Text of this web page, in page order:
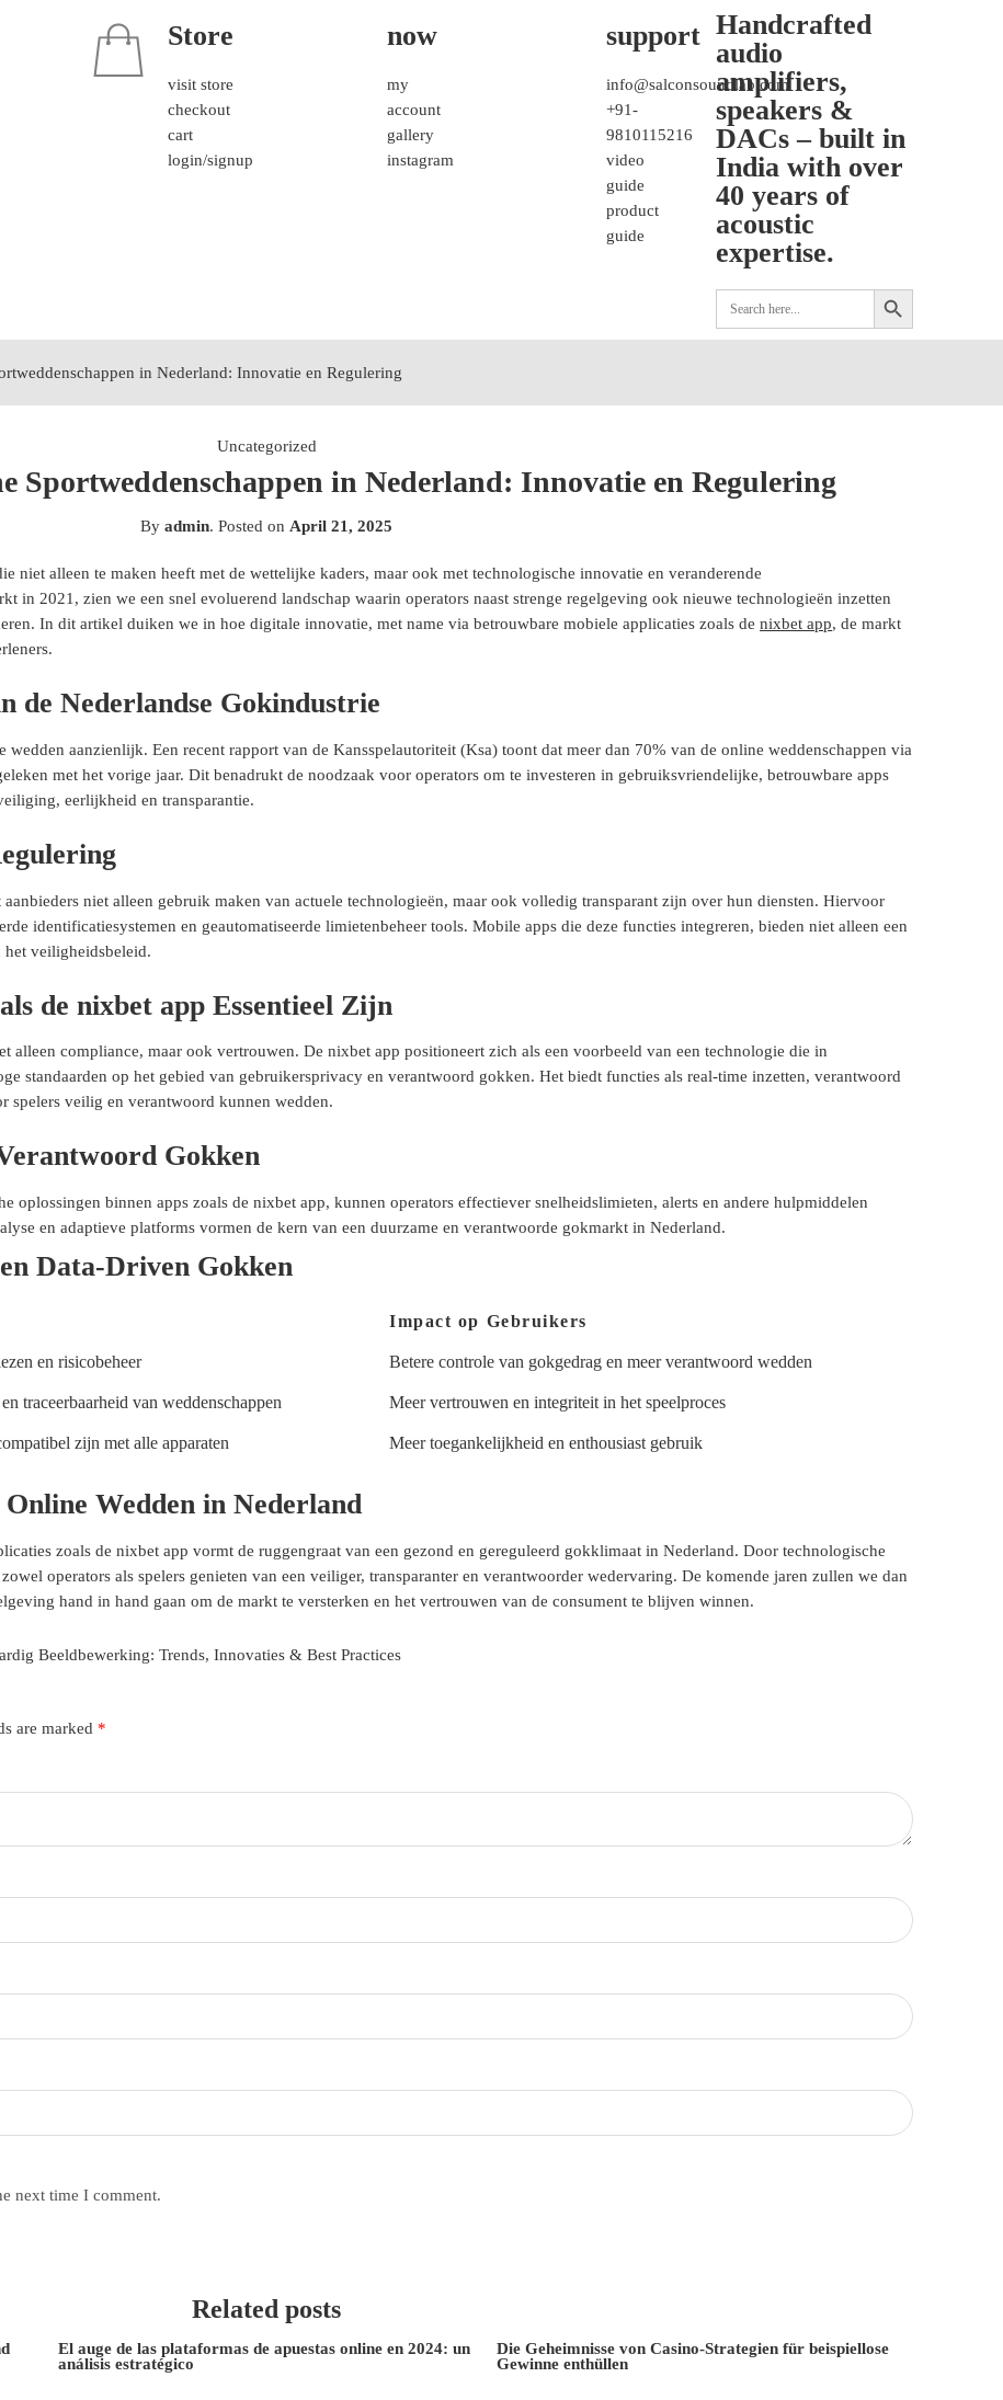
Store
visit store
checkout
cart
login/signup
now
my
account
gallery
instagram
support
info@salconsoundlab.com
+91-
9810115216
video
guide
product
guide
Handcrafted
audio
amplifiers,
speakers &
DACs – built in
India with over
40 years of
acoustic
expertise.
Search
for:
SEARCH BUTTON
in Nederland: Innovatie en Regulering
Uncategorized
Sportweddenschappen in Nederland: Innovatie en Regulering
By admin. Posted on April 21, 2025
niet alleen te maken heeft met de wettelijke kaders, maar ook met technologische innovatie en veranderende
in 2021, zien we een snel evoluerend landschap waarin operators naast strenge regelgeving ook nieuwe technologieën inzetten
In dit artikel duiken we in hoe digitale innovatie, met name via betrouwbare mobiele applicaties zoals de nixbet app, de markt
de Nederlandse Gokindustrie
aanzienlijk. Een recent rapport van de Kansspelautoriteit (Ksa) toont dat meer dan 70% van de online weddenschappen via
met het vorige jaar. Dit benadrukt de noodzaak voor operators om te investeren in gebruiksvriendelijke, betrouwbare apps
eerlijkheid en transparantie.
niet alleen gebruik maken van actuele technologieën, maar ook volledig transparant zijn over hun diensten. Hiervoor
identificatiesystemen en geautomatiseerde limietenbeheer tools. Mobile apps die deze functies integreren, bieden niet alleen een
het veiligheidsbeleid.
de nixbet app Essentieel Zijn
alleen compliance, maar ook vertrouwen. De nixbet app positioneert zich als een voorbeeld van een technologie die in
standaarden op het gebied van gebruikersprivacy en verantwoord gokken. Het biedt functies als real-time inzetten, verantwoord
spelers veilig en verantwoord kunnen wedden.
Gokken
oplossingen binnen apps zoals de nixbet app, kunnen operators effectiever snelheidslimieten, alerts en andere hulpmiddelen
en adaptieve platforms vormen de kern van een duurzame en verantwoorde gokmarkt in Nederland.
Data-Driven Gokken
Impact op Gebruikers
en risicobeheer Betere controle van gokgedrag en meer verantwoord wedden
traceerbaarheid van weddenschappen Meer vertrouwen en integriteit in het speelproces
zijn met alle apparaten Meer toegankelijkheid en enthousiast gebruik
Wedden in Nederland
zoals de nixbet app vormt de ruggengraat van een gezond en gereguleerd gokklimaat in Nederland. Door technologische
operators als spelers genieten van een veiliger, transparanter en verantwoorder wedervaring. De komende jaren zullen we dan
hand in hand gaan om de markt te versterken en het vertrouwen van de consument te blijven winnen.
Beeldbewerking: Trends, Innovaties & Best Practices
are marked *
next time I comment.
Related posts
El auge de las plataformas de apuestas online en 2024: un
análisis estratégico
Die Geheimnisse von Casino-Strategien für beispiellose
Gewinne enthüllen